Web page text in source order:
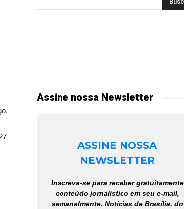
Assine nossa Newsletter
ASSINE NOSSA
NEWSLETTER
Inscreva-se para receber gratuitamente
conteúdo jornalístico em seu e-mail,
semanalmente. Notícias de Brasília, do